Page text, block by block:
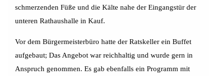
schmerzenden Füße und die Kälte nahe der Eingangstür der
unteren Rathaushalle in Kauf.
Vor dem Bürgermeisterbüro hatte der Ratskeller ein Buffet
aufgebaut; Das Angebot war reichhaltig und wurde gern in
Anspruch genommen. Es gab ebenfalls ein Programm mit